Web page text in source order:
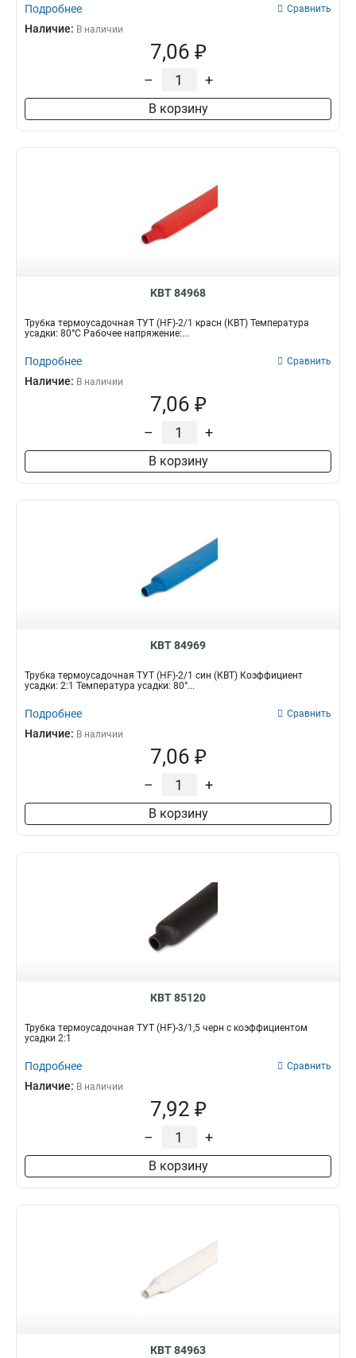
Подробнее Сравнить
Наличие: В наличии
7,06 ₽
– +
В корзину
КВТ 84968
Трубка термоусадочная ТУТ (HF)-2/1 красн (КВТ) Температура
усадки: 80°С Рабочее напряжение:...
Подробнее Сравнить
Наличие: В наличии
7,06 ₽
– +
В корзину
КВТ 84969
Трубка термоусадочная ТУТ (HF)-2/1 син (КВТ) Коэффициент
усадки: 2:1 Температура усадки: 80°...
Подробнее Сравнить
Наличие: В наличии
7,06 ₽
– +
В корзину
КВТ 85120
Трубка термоусадочная ТУТ (HF)-3/1,5 черн с коэффициентом
усадки 2:1
Подробнее Сравнить
Наличие: В наличии
7,92 ₽
– +
В корзину
КВТ 84963